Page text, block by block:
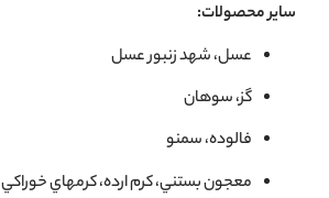
سایر محصولات:
عسل، شهد زنبور عسل
گز، سوهان
فالوده، سمنو
معجون بستني، كرم ارده، كرمهاي خوراكي